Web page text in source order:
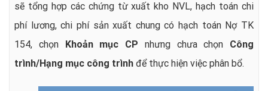
sẽ tổng hợp các chứng từ xuất kho NVL, hạch toán chi
phí lương, chi phí sản xuất chung có hạch toán Nợ TK
154, chọn Khoản mục CP nhưng chưa chọn Công
trình/Hạng mục công trình để thực hiện việc phân bổ.